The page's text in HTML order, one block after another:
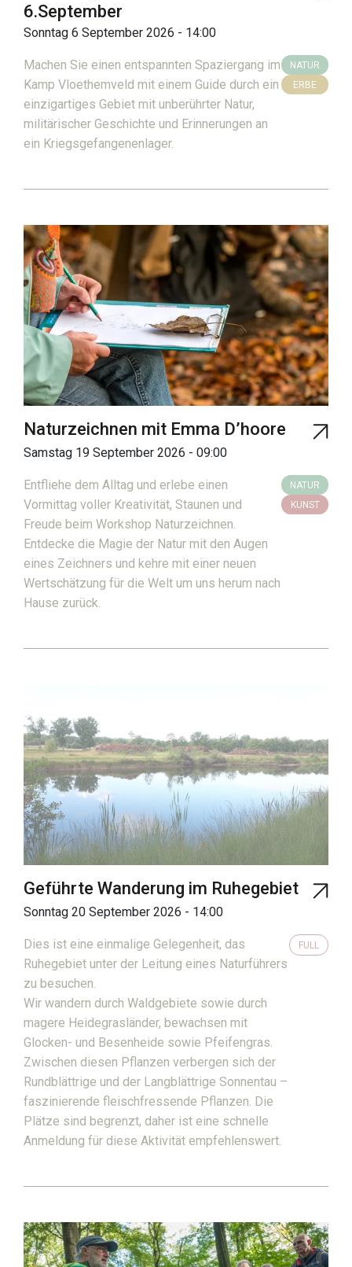
6.September
Sonntag 6 September 2026 - 14:00
Machen Sie einen entspannten Spaziergang im
Kamp Vloethemveld mit einem Guide durch ein
einzigartiges Gebiet mit unberührter Natur,
militärischer Geschichte und Erinnerungen an
ein Kriegsgefangenenlager.
NATUR
ERBE
Naturzeichnen mit Emma D’hoore
Samstag 19 September 2026 - 09:00
Entfliehe dem Alltag und erlebe einen
Vormittag voller Kreativität, Staunen und
Freude beim Workshop Naturzeichnen.
Entdecke die Magie der Natur mit den Augen
eines Zeichners und kehre mit einer neuen
Wertschätzung für die Welt um uns herum nach
Hause zurück.
NATUR
KUNST
Geführte Wanderung im Ruhegebiet
Sonntag 20 September 2026 - 14:00
Dies ist eine einmalige Gelegenheit, das
Ruhegebiet unter der Leitung eines Naturführers
zu besuchen.
Wir wandern durch Waldgebiete sowie durch
magere Heidegrasländer, bewachsen mit
Glocken- und Besenheide sowie Pfeifengras.
Zwischen diesen Pflanzen verbergen sich der
Rundblättrige und der Langblättrige Sonnentau –
faszinierende fleischfressende Pflanzen. Die
Plätze sind begrenzt, daher ist eine schnelle
Anmeldung für diese Aktivität empfehlenswert.
FULL